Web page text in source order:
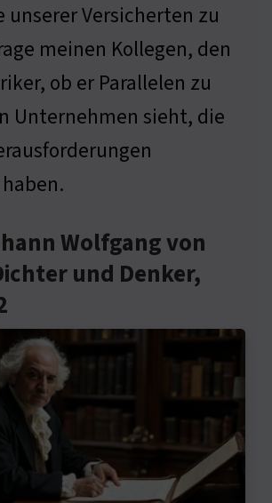
unserer Versicherten zu
meinen Kollegen, den
ob er Parallelen zu
Unternehmen sieht, die
Wolfgang von
und Denker,